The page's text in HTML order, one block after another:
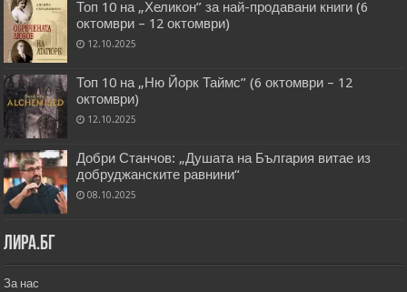
Топ 10 на „Хеликон” за най-продавани книги (6
октомври – 12 октомври)
12.10.2025
Топ 10 на „Ню Йорк Таймс” (6 октомври – 12
октомври)
12.10.2025
Добри Станчов: „Душата на България витае из
добруджанските равнини“
08.10.2025
Лира.бг
За нас